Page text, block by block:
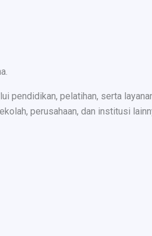
pelatihan, serta
perusahaan, dan institusi